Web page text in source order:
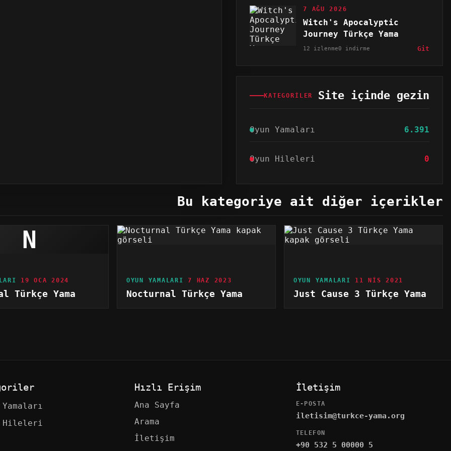
7 AĞU 2026
Witch's Apocalyptic
Journey Türkçe Yama
12 izlenme0 indirme Git
KATEGORILER Site içinde gezin
Oyun Yamaları 6.391
Oyun Hileleri 0
Bu kategoriye ait diğer içerikler
N
19 OCA 2024
Türkçe Yama
OYUN YAMALARI 7 HAZ 2023
Nocturnal Türkçe Yama
OYUN YAMALARI 11 NIS 2021
Just Cause 3 Türkçe Yama
Hileleri
Hızlı Erişim
Ana Sayfa
Arama
İletişim
İletişim
E-POSTA
iletisim@turkce-yama.org
TELEFON
+90 532 5 00000 5